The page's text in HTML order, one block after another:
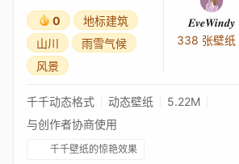
0
地标建筑
山川
雨雪气候
风景
𝑬𝒗𝒆𝑾𝒊𝒏𝒅𝒚
338 张壁纸
千千动态格式 动态壁纸
5.22M
与创作者协商使用
千千壁纸的惊艳效果